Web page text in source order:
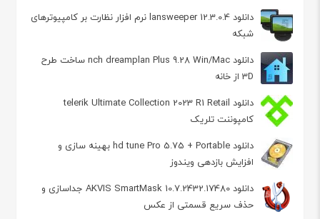
دانلود lansweeper 12.3.0.4 نرم افزار نظارت بر کامپیوترهای
شبکه
دانلود nch dreamplan Plus 9.28 Win/Mac ساخت طرح
3D از خانه
دانلود telerik Ultimate Collection 2023 R1 Retail
کامپوننت تلریک
دانلود hd tune Pro 5.75 + Portable بهینه سازی و
افزایش بازدهی ویندوز
دانلود AKVIS SmartMask 10.7.2432.17480 جداسازی و
حذف سریع قسمتی از عکس